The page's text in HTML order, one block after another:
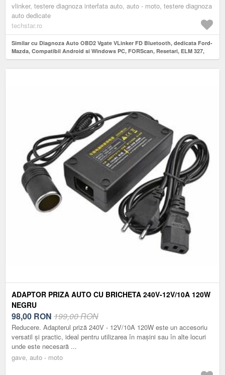
vlinker, testere diagnoza interfata auto, auto - moto, testere diagnoza
auto dedicate
techstar.ro
Similar cu Diagnoza Auto OBD2 Vgate VLinker FD Bluetooth, dedicata Ford-
Mazda, Compatibil Android si Windows PC, FORScan, Resetari, ELM 327,
Verde/Negru
ADAPTOR PRIZA AUTO CU BRICHETA 240V-12V/10A 120W
NEGRU
98,00 RON 199,00 RON
Reducere. Adapterul priză 240V - 12V/10A 120W este un accesoriu
versatil și practic, ideal pentru utilizarea în mașini sau în alte locuri
unde este necesară ...
gave, auto - moto